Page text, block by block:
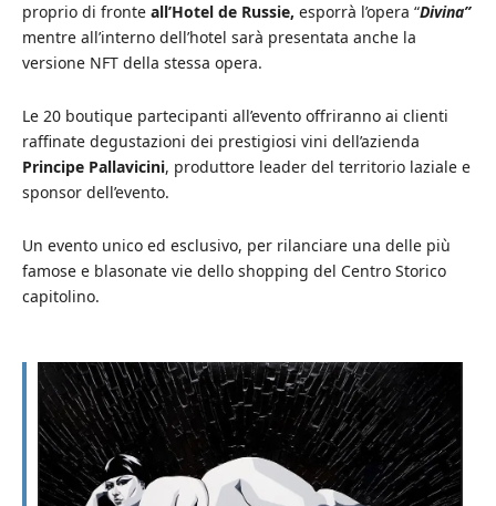
proprio di fronte all’Hotel de Russie, esporrà l’opera “Divina”
mentre all’interno dell’hotel sarà presentata anche la
versione NFT della stessa opera.
Le 20 boutique partecipanti all’evento offriranno ai clienti
raffinate degustazioni dei prestigiosi vini dell’azienda
Principe Pallavicini, produttore leader del territorio laziale e
sponsor dell’evento.
Un evento unico ed esclusivo, per rilanciare una delle più
famose e blasonate vie dello shopping del Centro Storico
capitolino.